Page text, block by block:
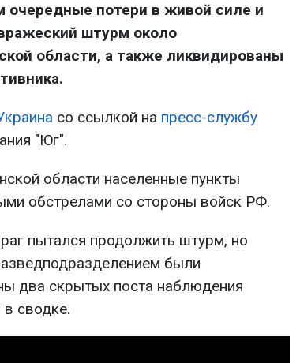
очередные потери в живой силе и
штурм около
области, а также ликвидированы
со ссылкой на пресс-службу
"Юг".
области населенные пункты
обстрелами со стороны войск РФ.
пытался продолжить штурм, но
были
два скрытых поста наблюдения
в сводке.